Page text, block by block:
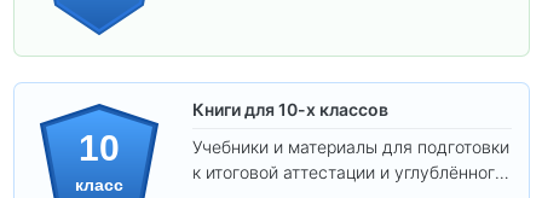
10
класс
Книги для 10-х классов
Учебники и материалы для подготовки
к итоговой аттестации и углублённого